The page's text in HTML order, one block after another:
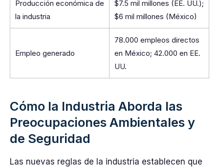
Producción económica de
la industria
$7.5 mil millones (EE. UU.);
$6 mil millones (México)
Empleo generado
78.000 empleos directos
en México; 42.000 en EE.
UU.
Cómo la Industria Aborda las
Preocupaciones Ambientales y
de Seguridad
Las nuevas reglas de la industria establecen que